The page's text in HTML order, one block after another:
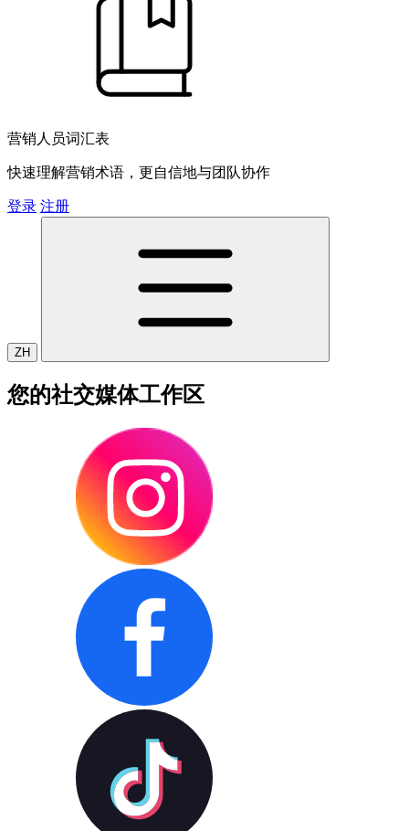
营销人员词汇表
快速理解营销术语，更自信地与团队协作
登录 注册
ZH
您的社交媒体工作区